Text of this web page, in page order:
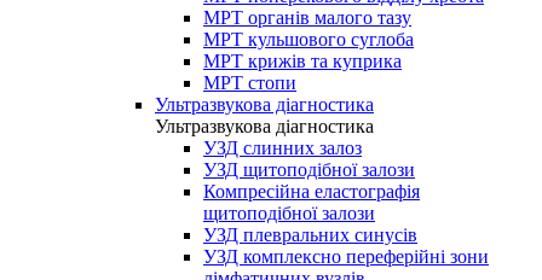
МРТ органів малого тазу
МРТ кульшового суглоба
МРТ крижів та куприка
МРТ стопи
Ультразвукова діагностика
Ультразвукова діагностика
УЗД слинних залоз
УЗД щитоподібної залози
Компресійна еластографія
щитоподібної залози
УЗД плевральних синусів
УЗД комплексно переферійні зони